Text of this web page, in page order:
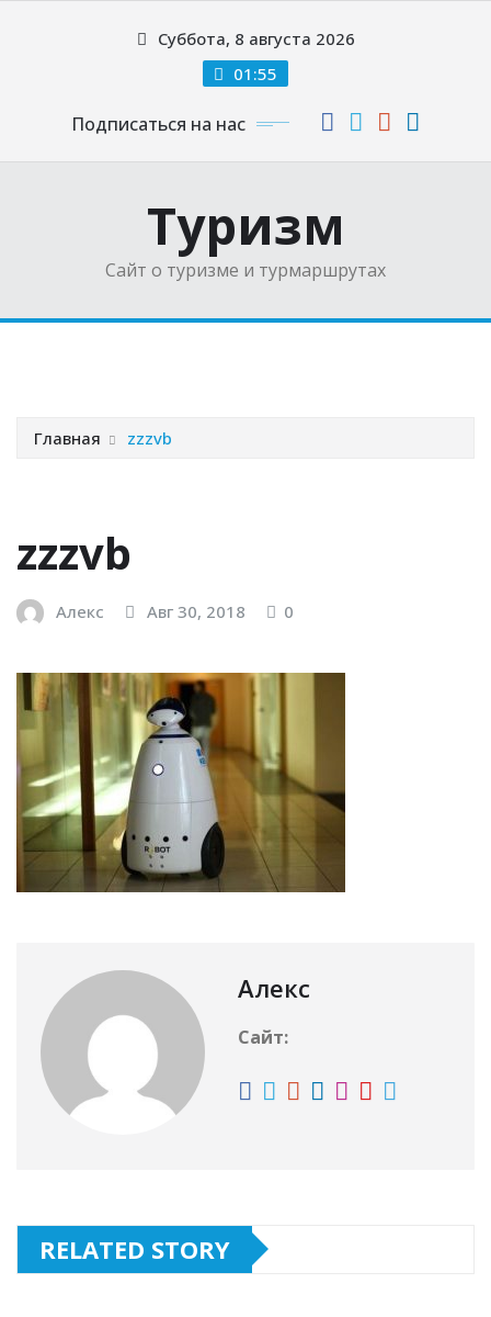
Суббота, 8 августа 2026
01:55
Подписаться на нас
Туризм
Сайт о туризме и турмаршрутах
Главная zzzvb
zzzvb
Алекс Авг 30, 2018 0
Алекс
Сайт:
RELATED STORY